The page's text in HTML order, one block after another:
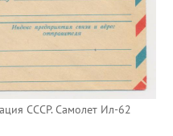
СССР. Самолет Ил-62